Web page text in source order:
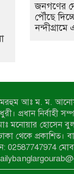
জনগণের
পৌঁছে
মরহুম আঃ ম. ম.
প্রধান নির্বাহী
মনোয়ার হোসেন
থেকে প্রকাশিত।
02587747974